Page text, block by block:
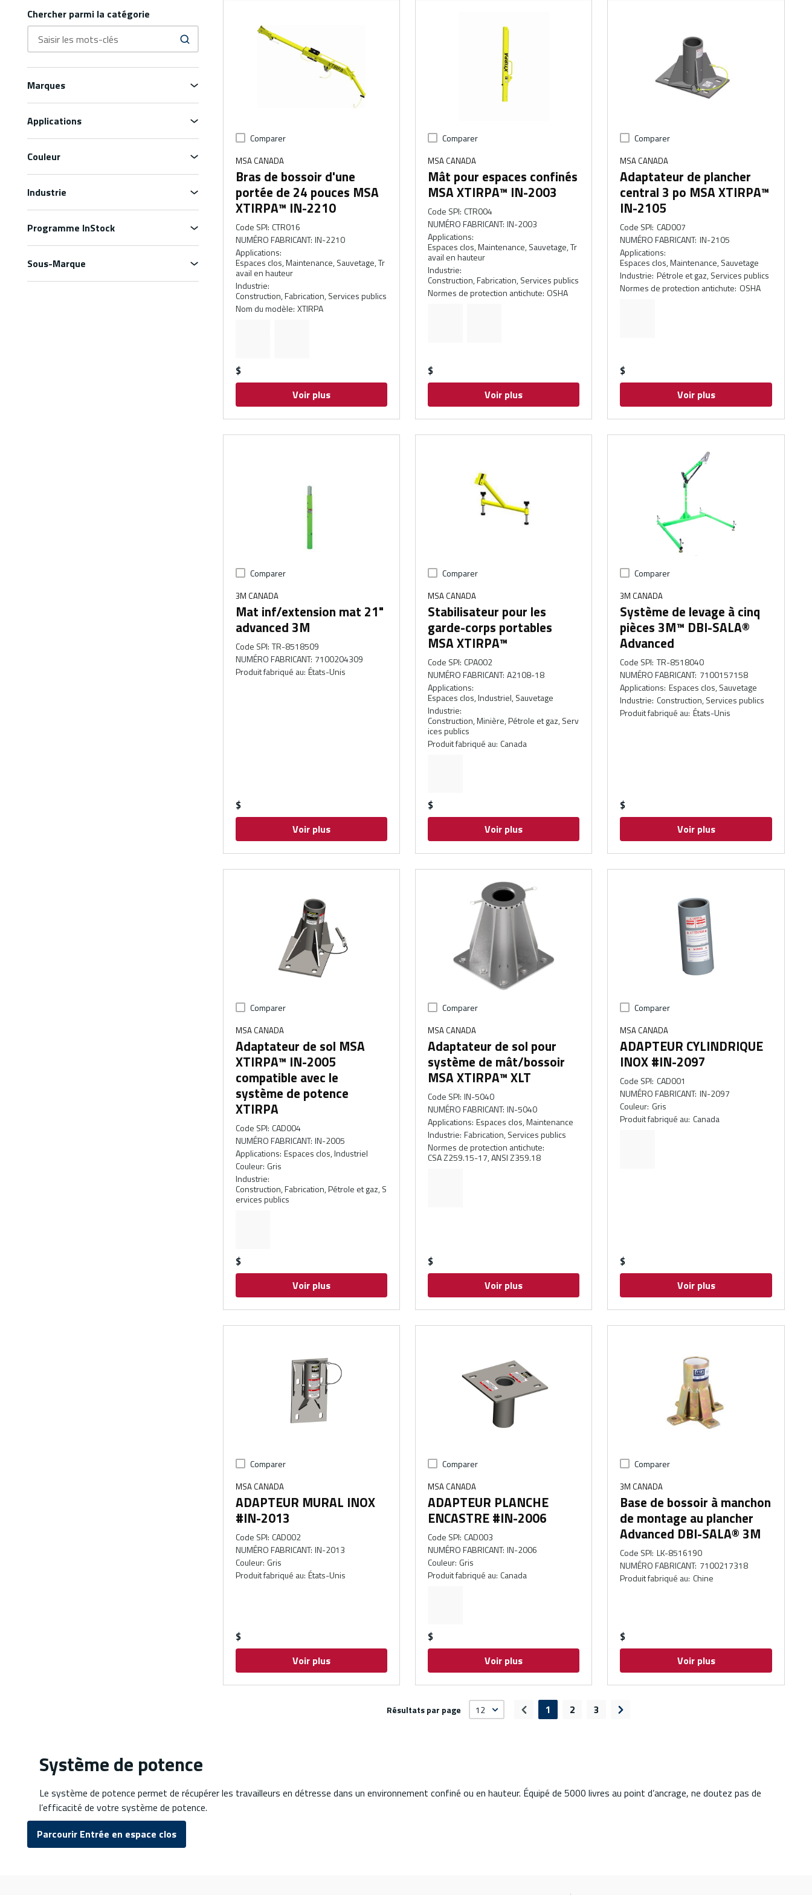
Chercher parmi la catégorie
Marques
Applications
Couleur
Industrie
Programme InStock
Sous-Marque
Comparer
MSA CANADA
Bras de bossoir d'une
portée de 24 pouces MSA
XTIRPA™ IN-2210
Code SPI: CTR016
NUMÉRO FABRICANT: IN-2210
Applications:
Espaces clos, Maintenance, Sauvetage, Tr
avail en hauteur
Industrie:
Construction, Fabrication, Services publics
Nom du modèle: XTIRPA
$
Voir plus
Comparer
MSA CANADA
Mât pour espaces confinés
MSA XTIRPA™ IN-2003
Code SPI: CTR004
NUMÉRO FABRICANT: IN-2003
Applications:
Espaces clos, Maintenance, Sauvetage, Tr
avail en hauteur
Industrie:
Construction, Fabrication, Services publics
Normes de protection antichute: OSHA
$
Voir plus
Comparer
MSA CANADA
Adaptateur de plancher
central 3 po MSA XTIRPA™
IN-2105
Code SPI: CAD007
NUMÉRO FABRICANT: IN-2105
Applications:
Espaces clos, Maintenance, Sauvetage
Industrie: Pétrole et gaz, Services publics
Normes de protection antichute: OSHA
$
Voir plus
Comparer
3M CANADA
Mat inf/extension mat 21"
advanced 3M
Code SPI: TR-8518509
NUMÉRO FABRICANT: 7100204309
Produit fabriqué au: États-Unis
$
Voir plus
Comparer
MSA CANADA
Stabilisateur pour les
garde-corps portables
MSA XTIRPA™
Code SPI: CPA002
NUMÉRO FABRICANT: A2108-18
Applications:
Espaces clos, Industriel, Sauvetage
Industrie:
Construction, Minière, Pétrole et gaz, Serv
ices publics
Produit fabriqué au: Canada
$
Voir plus
Comparer
3M CANADA
Système de levage à cinq
pièces 3M™ DBI-SALA®
Advanced
Code SPI: TR-8518040
NUMÉRO FABRICANT: 7100157158
Applications: Espaces clos, Sauvetage
Industrie: Construction, Services publics
Produit fabriqué au: États-Unis
$
Voir plus
Comparer
MSA CANADA
Adaptateur de sol MSA
XTIRPA™ IN-2005
compatible avec le
système de potence
XTIRPA
Code SPI: CAD004
NUMÉRO FABRICANT: IN-2005
Applications: Espaces clos, Industriel
Couleur: Gris
Industrie:
Construction, Fabrication, Pétrole et gaz, S
ervices publics
$
Voir plus
Comparer
MSA CANADA
Adaptateur de sol pour
système de mât/bossoir
MSA XTIRPA™ XLT
Code SPI: IN-5040
NUMÉRO FABRICANT: IN-5040
Applications: Espaces clos, Maintenance
Industrie: Fabrication, Services publics
Normes de protection antichute:
CSA Z259.15-17, ANSI Z359.18
$
Voir plus
Comparer
MSA CANADA
ADAPTEUR CYLINDRIQUE
INOX #IN-2097
Code SPI: CAD001
NUMÉRO FABRICANT: IN-2097
Couleur: Gris
Produit fabriqué au: Canada
$
Voir plus
Comparer
MSA CANADA
ADAPTEUR MURAL INOX
#IN-2013
Code SPI: CAD002
NUMÉRO FABRICANT: IN-2013
Couleur: Gris
Produit fabriqué au: États-Unis
$
Voir plus
Comparer
MSA CANADA
ADAPTEUR PLANCHE
ENCASTRE #IN-2006
Code SPI: CAD003
NUMÉRO FABRICANT: IN-2006
Couleur: Gris
Produit fabriqué au: Canada
$
Voir plus
Comparer
3M CANADA
Base de bossoir à manchon
de montage au plancher
Advanced DBI-SALA® 3M
Code SPI: LK-8516190
NUMÉRO FABRICANT: 7100217318
Produit fabriqué au: Chine
$
Voir plus
Résultats par page Page précédente
1 2 3 Page suivante
Système de potence
Le système de potence permet de récupérer les travailleurs en détresse dans un environnement confiné ou en hauteur. Équipé de 5000 livres au point d’ancrage, ne doutez pas de
l’efficacité de votre système de potence.
Parcourir Entrée en espace clos